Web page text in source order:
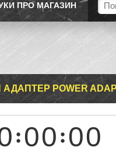
ПРО МАГАЗИН
POWER
00 00